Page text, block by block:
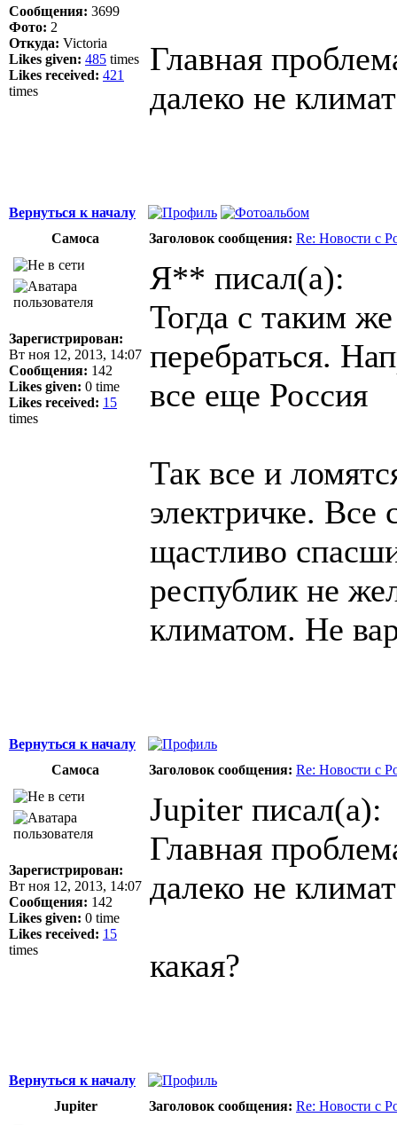
Сообщения: 3699
Фото: 2
Откуда: Victoria
Likes given: 485 times
Likes received: 421
times
Главная
далеко не
Вернуться к началу
Самоса
Заголовок сообщения: Re: Новости с
Зарегистрирован:
Вт ноя 12, 2013, 14:07
Сообщения: 142
Likes given: 0 time
Likes received: 15
times
Я** писал(а):
Тогда с таким
перебраться.
все еще Россия
Так все и
электричке.
щастливо
республик не
климатом. Не
Вернуться к началу
Самоса
Заголовок сообщения: Re: Новости с
Зарегистрирован:
Вт ноя 12, 2013, 14:07
Сообщения: 142
Likes given: 0 time
Likes received: 15
times
Jupiter писал(а):
Главная
далеко не
какая?
Вернуться к началу
Jupiter
Заголовок сообщения: Re: Новости с